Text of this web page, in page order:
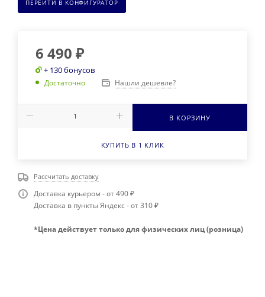
ПЕРЕЙТИ В КОНФИГУРАТОР
6 490 ₽
+ 130 бонусов
Достаточно Нашли дешевле?
В КОРЗИНУ
КУПИТЬ В 1 КЛИК
Рассчитать доставку
Доставка курьером - от 490 ₽
Доставка в пункты Яндекс - от 310 ₽
*Цена действует только для физических лиц (розница)